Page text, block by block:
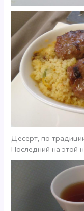
Десерт, по
Последний на этой